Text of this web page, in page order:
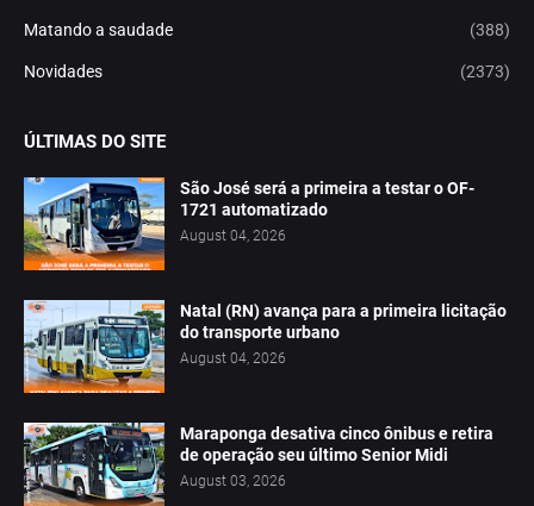
Matando a saudade (388)
Novidades (2373)
ÚLTIMAS DO SITE
São José será a primeira a testar o OF-
1721 automatizado
August 04, 2026
Natal (RN) avança para a primeira licitação
do transporte urbano
August 04, 2026
Maraponga desativa cinco ônibus e retira
de operação seu último Senior Midi
August 03, 2026